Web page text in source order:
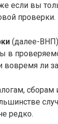
если вы
проверки.
(далее-
в
вовремя ли
сборам
редко.